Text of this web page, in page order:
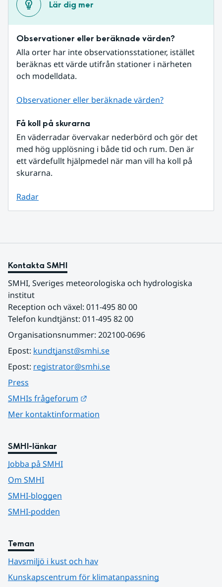
Lär dig mer
Observationer eller beräknade värden?
Alla orter har inte observationsstationer, istället
beräknas ett värde utifrån stationer i närheten
och modelldata.
Observationer eller beräknade värden?
Få koll på skurarna
En väderradar övervakar nederbörd och gör det
med hög upplösning i både tid och rum. Den är
ett värdefullt hjälpmedel när man vill ha koll på
skurarna.
Radar
Kontakta SMHI
SMHI, Sveriges meteorologiska och hydrologiska
institut
Reception och växel: 011-495 80 00
Telefon kundtjänst: 011-495 82 00
Organisationsnummer: 202100-0696
Epost: kundtjanst@smhi.se
Epost: registrator@smhi.se
Press
SMHIs frågeforum
Mer kontaktinformation
SMHI-länkar
Jobba på SMHI
Om SMHI
SMHI-bloggen
SMHI-podden
Teman
Havsmiljö i kust och hav
Kunskapscentrum för klimatanpassning